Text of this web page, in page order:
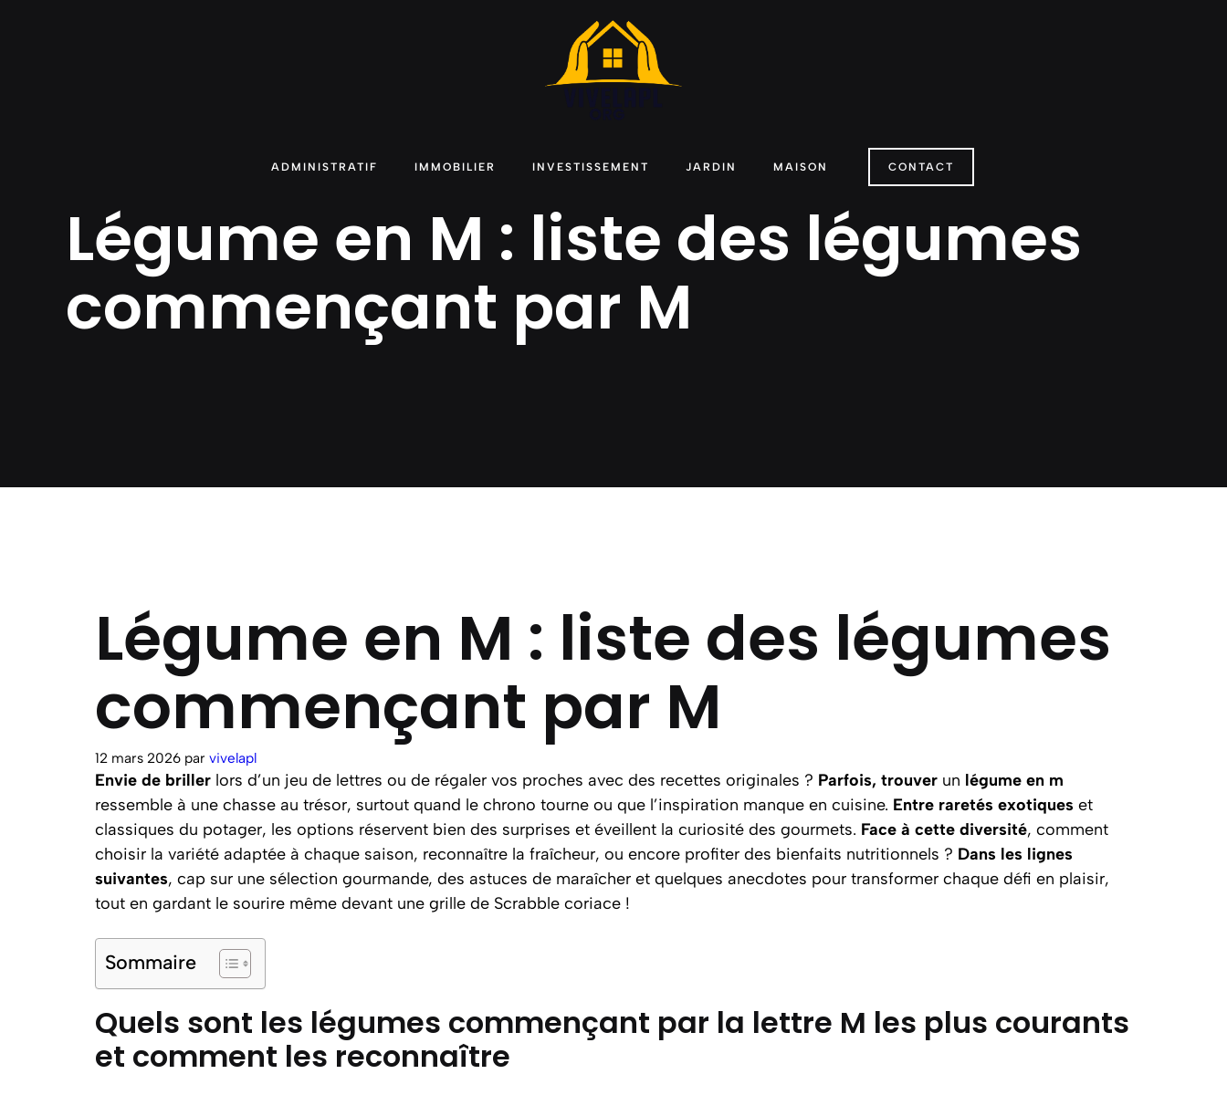
ADMINISTRATIF IMMOBILIER INVESTISSEMENT JARDIN MAISON CONTACT
Légume en M : liste des légumes
commençant par M
Légume en M : liste des légumes
commençant par M
12 mars 2026 par vivelapl
Envie de briller lors d’un jeu de lettres ou de régaler vos proches avec des recettes originales ? Parfois, trouver un légume en m
ressemble à une chasse au trésor, surtout quand le chrono tourne ou que l’inspiration manque en cuisine. Entre raretés exotiques et
classiques du potager, les options réservent bien des surprises et éveillent la curiosité des gourmets. Face à cette diversité, comment
choisir la variété adaptée à chaque saison, reconnaître la fraîcheur, ou encore profiter des bienfaits nutritionnels ? Dans les lignes
suivantes, cap sur une sélection gourmande, des astuces de maraîcher et quelques anecdotes pour transformer chaque défi en plaisir,
tout en gardant le sourire même devant une grille de Scrabble coriace !
Sommaire
Quels sont les légumes commençant par la lettre M les plus courants
et comment les reconnaître